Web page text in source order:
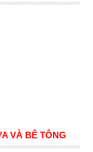
VÀ BÊ TÔNG